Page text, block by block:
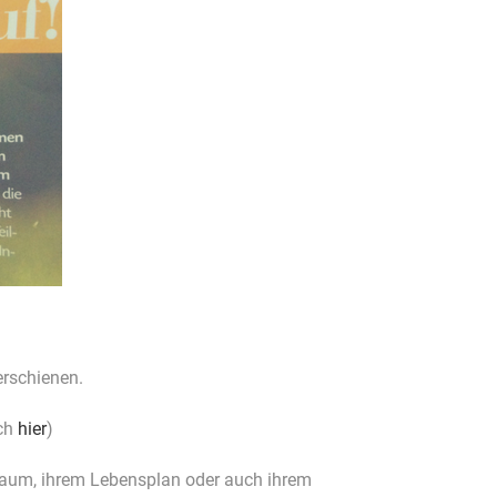
hier)
ihrem Lebensplan oder auch ihrem